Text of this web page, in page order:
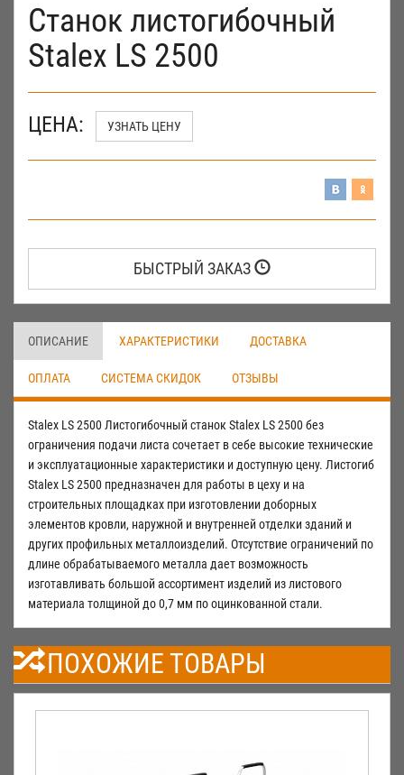
Станок листогибочный
Stalex LS 2500
ЦЕНА: УЗНАТЬ ЦЕНУ
БЫСТРЫЙ ЗАКАЗ
ОПИСАНИЕ ХАРАКТЕРИСТИКИ ДОСТАВКА
ОПЛАТА СИСТЕМА СКИДОК ОТЗЫВЫ
Stalex LS 2500 Листогибочный станок Stalex LS 2500 без
ограничения подачи листа сочетает в себе высокие технические
и эксплуатационные характеристики и доступную цену. Листогиб
Stalex LS 2500 предназначен для работы в цеху и на
строительных площадках при изготовлении доборных
элементов кровли, наружной и внутренней отделки зданий и
других профильных металлоизделий. Отсутствие ограничений по
длине обрабатываемого металла дает возможность
изготавливать большой ассортимент изделий из листового
материала толщиной до 0,7 мм по оцинкованной стали.
ПОХОЖИЕ ТОВАРЫ